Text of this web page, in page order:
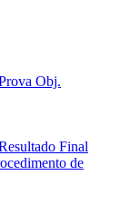
Obj.
Final
de